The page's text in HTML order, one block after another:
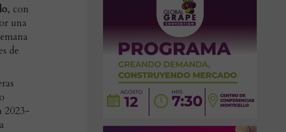
, con
una
de
2023-